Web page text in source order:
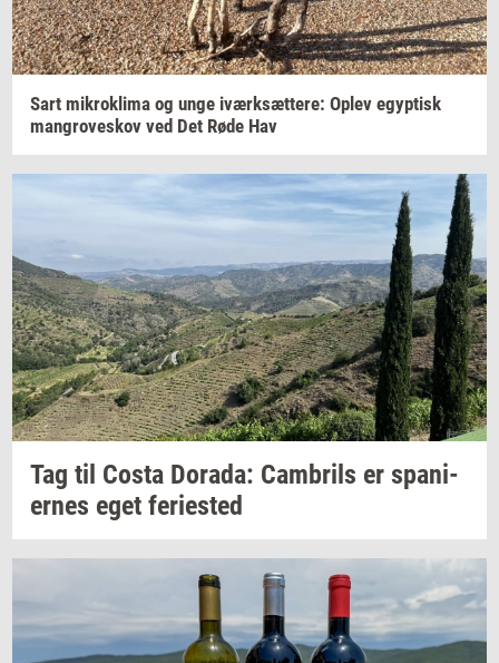
Sart mi­krokli­ma og unge iværk­sæt­te­re: Oplev egyp­tisk
man­grove­skov ved Det Røde Hav
Tag til Costa Dora­da: Cam­brils er spa­ni­
er­nes eget fe­ri­e­sted